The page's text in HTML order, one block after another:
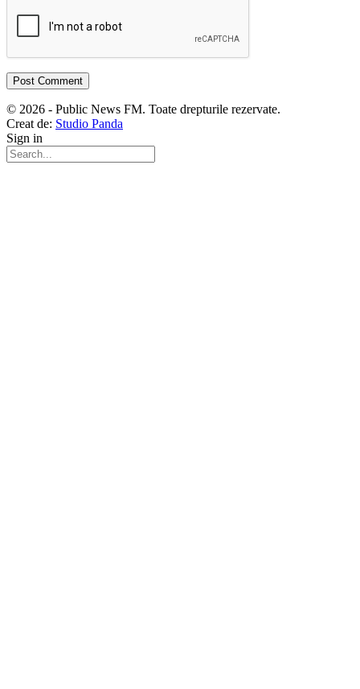
© 2026 - Public News FM. Toate drepturile rezervate.
Creat de: Studio Panda
Sign in